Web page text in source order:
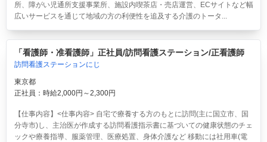
所、障がい児通所支援事業所、施設内喫茶店・売店運営、ECサイトなど幅
広いサービスを通じて地域の方の利便性を追及する介護のトータ...
「看護師・准看護師」正社員/訪問看護ステーション/正看護師
訪問看護ステーションにじ
東京都
正社員：時給2,000円～2,300円
【仕事内容】<仕事内容> 自宅で療養する方のもとに訪問(主に国立市、国
分寺市)し、主治医が作成する訪問看護指示書に基づいての健康状態のチェ
ックや療養指導、服薬管理、医療処置、身体介護など 移動には社用車(電